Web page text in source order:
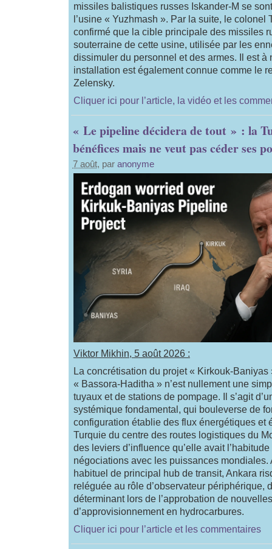
missiles balistiques russes Iskander-M se
l’usine « Yuzhmash ». Par la suite, le colonel
confirmé que la cible principale des missiles
souterraine de cette usine, utilisée par les
dissimuler du personnel et des armes. Il est à
installation est également connue comme le
Zelensky.
Cliquer ici pour l’article, la vidéo et les
« Le pipeline décidera de tout » : la
bénéfices mais ne veut pas céder ses
7 août, par anonyme
Viktor Mikhin, 5 août 2026 :
La concrétisation du projet « Kirkouk-Baniyas
« Bassora-Haditha » n’est nullement une
tuyaux et de stations de pompage. Il s’agit
systémique fondamental, qui bouleverse de
configuration établie des flux énergétiques et
Turquie du centre des routes logistiques du
des leviers d’influence qu’elle avait
négociations avec les puissances mondiales.
habituel de principal hub de transit, Ankara
reléguée au rôle d’observateur périphérique,
déterminant lors de l’approbation de
d’approvisionnement en hydrocarbures.
Cliquer ici pour l’article et les commentaires